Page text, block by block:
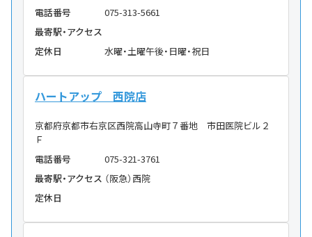
電話番号
075-313-5661
最寄駅・アクセス
定休日
水曜・土曜午後・日曜・祝日
ハートアップ 西院店
京都府京都市右京区西院高山寺町７番地 市田医院ビル２
Ｆ
電話番号
075-321-3761
最寄駅・アクセス （阪急）西院
定休日